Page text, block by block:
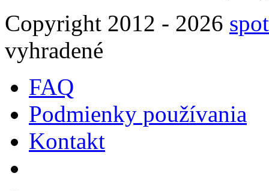
Copyright 2012 - 2026
vyhradené
FAQ
Podmienky používania
Kontakt